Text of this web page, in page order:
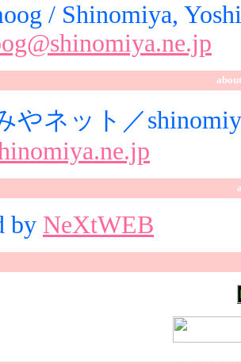
/ Shinomiya,
やネット／
by NeXtWEB